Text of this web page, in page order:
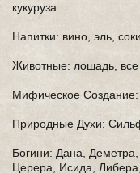
кукуруза.
Напитки: вино, эль,
Животные: лошадь, все
Мифическое
Природные Духи:
Богини: Дана,
Церера, Исида,